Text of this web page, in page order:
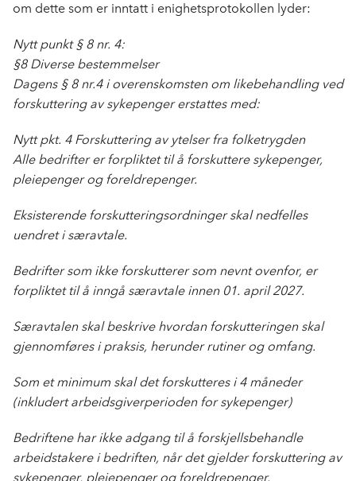
om dette som er inntatt i enighetsprotokollen lyder:
Nytt punkt § 8 nr. 4:
§8 Diverse bestemmelser
Dagens § 8 nr.4 i overenskomsten om likebehandling ved
forskuttering av sykepenger erstattes med:
Nytt pkt. 4 Forskuttering av ytelser fra folketrygden
Alle bedrifter er forpliktet til å forskuttere sykepenger,
pleiepenger og foreldrepenger.
Eksisterende forskutteringsordninger skal nedfelles
uendret i særavtale.
Bedrifter som ikke forskutterer som nevnt ovenfor, er
forpliktet til å inngå særavtale innen 01. april 2027.
Særavtalen skal beskrive hvordan forskutteringen skal
gjennomføres i praksis, herunder rutiner og omfang.
Som et minimum skal det forskutteres i 4 måneder
(inkludert arbeidsgiverperioden for sykepenger)
Bedriftene har ikke adgang til å forskjellsbehandle
arbeidstakere i bedriften, når det gjelder forskuttering av
sykepenger, pleiepenger og foreldrepenger.